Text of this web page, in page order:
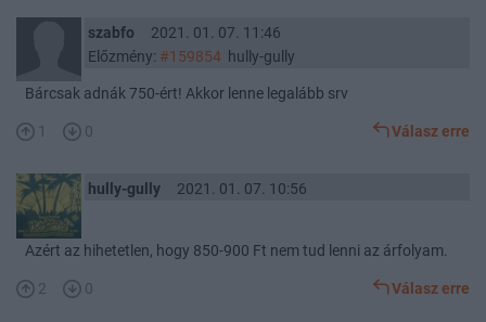
szabfo
2021. 01. 07. 11:46
Előzmény: #159854hully-gully
Bárcsak adnák 750-ért! Akkor lenne legalább srv
1 0 Válasz erre
hully-gully 2021. 01. 07. 10:56
Azért az hihetetlen, hogy 850-900 Ft nem tud lenni az árfolyam.
2 0 Válasz erre